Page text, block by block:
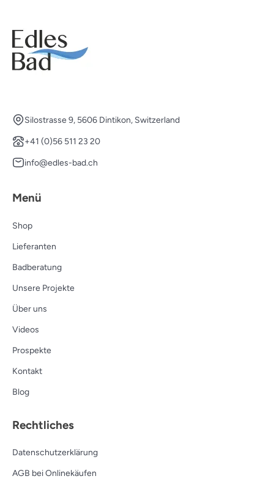
Silostrasse 9, 5606 Dintikon, Switzerland
+41 (0)56 511 23 20
info@edles-bad.ch
Menü
Shop
Lieferanten
Badberatung
Unsere Projekte
Über uns
Videos
Prospekte
Kontakt
Blog
Rechtliches
Datenschutzerklärung
AGB bei Onlinekäufen